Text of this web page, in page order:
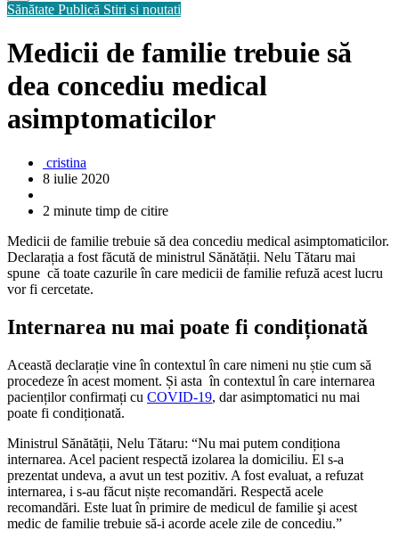
Sănătate Publică Stiri si noutati
Medicii de familie trebuie să
dea concediu medical
asimptomaticilor
cristina
8 iulie 2020
2 minute timp de citire
Medicii de familie trebuie să dea concediu medical asimptomaticilor.
Declarația a fost făcută de ministrul Sănătății. Nelu Tătaru mai
spune că toate cazurile în care medicii de familie refuză acest lucru
vor fi cercetate.
Internarea nu mai poate fi condiționată
Această declarație vine în contextul în care nimeni nu știe cum să
procedeze în acest moment. Și asta în contextul în care internarea
pacienților confirmați cu COVID-19, dar asimptomatici nu mai
poate fi condiționată.
Ministrul Sănătății, Nelu Tătaru: “Nu mai putem condiționa
internarea. Acel pacient respectă izolarea la domiciliu. El s-a
prezentat undeva, a avut un test pozitiv. A fost evaluat, a refuzat
internarea, i s-au făcut niște recomandări. Respectă acele
recomandări. Este luat în primire de medicul de familie şi acest
medic de familie trebuie să-i acorde acele zile de concediu.”